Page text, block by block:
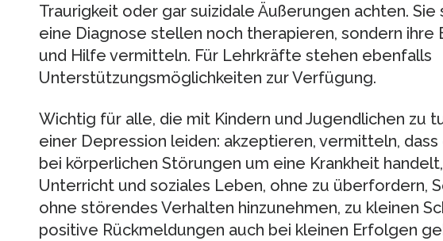
Traurigkeit oder gar suizidale Äußerungen achten.
eine Diagnose stellen noch therapieren, sondern ihre
und Hilfe vermitteln. Für Lehrkräfte stehen ebenfalls
Unterstützungsmöglichkeiten zur Verfügung.
Wichtig für alle, die mit Kindern und Jugendlichen zu
einer Depression leiden: akzeptieren, vermitteln,
bei körperlichen Störungen um eine Krankheit
Unterricht und soziales Leben, ohne zu überfordern,
ohne störendes Verhalten hinzunehmen, zu kleinen
positive Rückmeldungen auch bei kleinen Erfolgen